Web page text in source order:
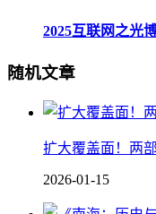
2025互联网之光
随机文章
扩大覆盖面！两
2026-01-15